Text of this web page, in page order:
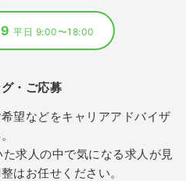
平日 9:00〜18:00
・ご応募
望などをキャリアアドバイザ
求人の中で気になる求人が見
はお任せください。